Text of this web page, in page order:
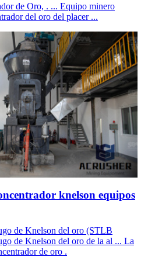
de Oro, . ... Equipo minero
del oro del placer ...
knelson equipos
de Knelson del oro (STLB
de Knelson del oro de la al ... La
de oro .